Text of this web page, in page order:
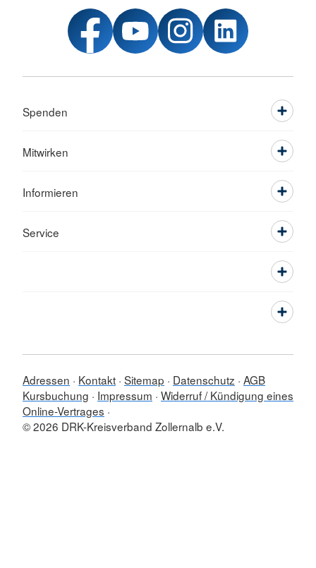
Spenden
Mitwirken
Informieren
Service
Adressen Kontakt Sitemap Datenschutz AGB
Kursbuchung
Impressum Widerruf / Kündigung eines
Online-Vertrages
© 2026 DRK-Kreisverband Zollernalb e.V.